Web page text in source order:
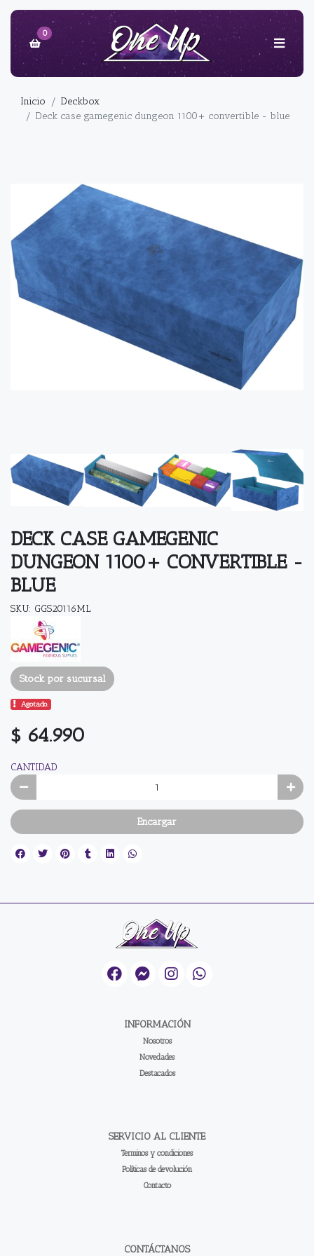
0
Inicio
Deckbox
Deck case gamegenic dungeon 1100+ convertible - blue
DECK CASE GAMEGENIC
DUNGEON 1100+ CONVERTIBLE -
BLUE
SKU: GGS20116ML
Stock por sucursal
Agotado.
$ 64.990
CANTIDAD
Encargar
INFORMACIÓN
Nosotros
Novedades
Destacados
SERVICIO AL CLIENTE
Terminos y condiciones
Políticas de devolución
Contacto
CONTÁCTANOS